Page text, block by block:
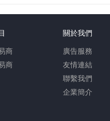
商
商
關於我們
廣告服務
友情連結
聯繫我們
企業簡介